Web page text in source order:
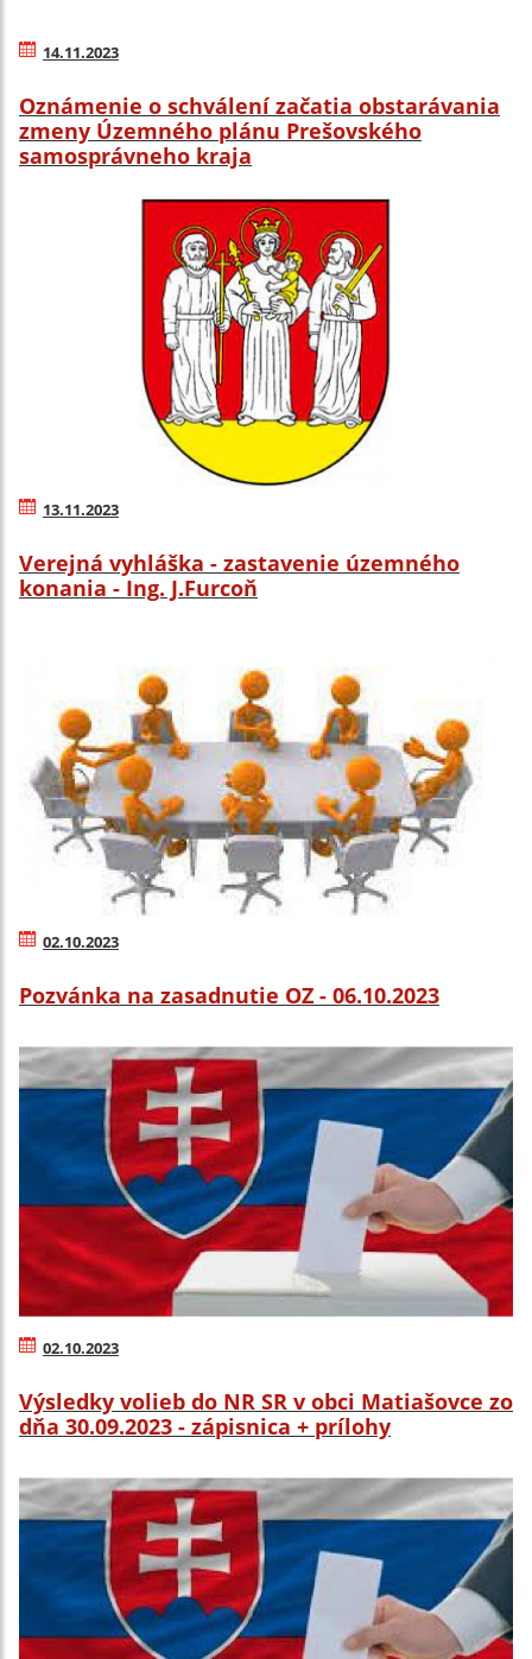
14.11.2023
Oznámenie o schválení začatia obstarávania
zmeny Územného plánu Prešovského
samosprávneho kraja
13.11.2023
Verejná vyhláška - zastavenie územného
konania - Ing. J.Furcoň
02.10.2023
Pozvánka na zasadnutie OZ - 06.10.2023
02.10.2023
Výsledky volieb do NR SR v obci Matiašovce zo
dňa 30.09.2023 - zápisnica + prílohy